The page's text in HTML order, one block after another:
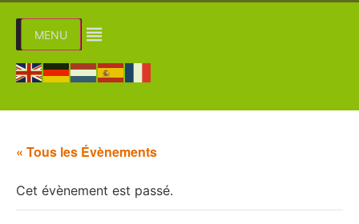
MENU
« Tous les Évènements
Cet évènement est passé.